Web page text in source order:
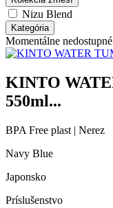
Nizu Blend
Kategória
Momentálne nedostupné
KINTO
550ml...
BPA Free plast | Nerez
Navy Blue
Japonsko
Príslušenstvo